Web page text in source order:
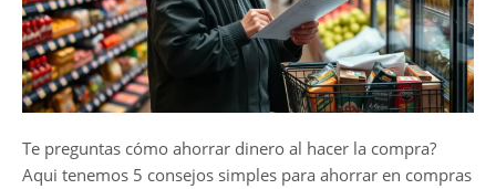
Te preguntas cómo ahorrar dinero al hacer la compra?
Aqui tenemos 5 consejos simples para ahorrar en compras